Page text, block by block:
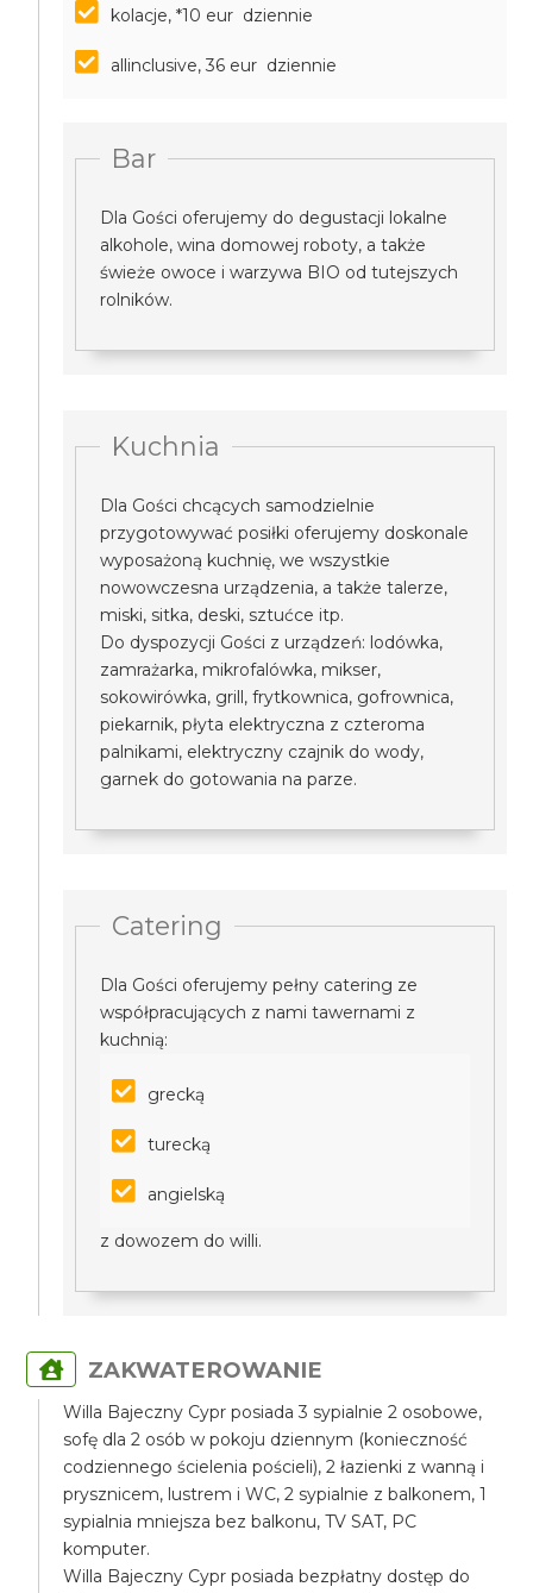
kolacje, *10 eur dziennie
allinclusive, 36 eur dziennie
Bar
Dla Gości oferujemy do degustacji lokalne
alkohole, wina domowej roboty, a także
świeże owoce i warzywa BIO od tutejszych
rolników.
Kuchnia
Dla Gości chcących samodzielnie
przygotowywać posiłki oferujemy doskonale
wyposażoną kuchnię, we wszystkie
nowowczesna urządzenia, a także talerze,
miski, sitka, deski, sztućce itp.
Do dyspozycji Gości z urządzeń: lodówka,
zamrażarka, mikrofalówka, mikser,
sokowirówka, grill, frytkownica, gofrownica,
piekarnik, płyta elektryczna z czteroma
palnikami, elektryczny czajnik do wody,
garnek do gotowania na parze.
Catering
Dla Gości oferujemy pełny catering ze
współpracujących z nami tawernami z
kuchnią:
grecką
turecką
angielską
z dowozem do willi.
ZAKWATEROWANIE
Willa Bajeczny Cypr posiada 3 sypialnie 2 osobowe,
sofę dla 2 osób w pokoju dziennym (konieczność
codziennego ścielenia pościeli), 2 łazienki z wanną i
prysznicem, lustrem i WC, 2 sypialnie z balkonem, 1
sypialnia mniejsza bez balkonu, TV SAT, PC
komputer.
Willa Bajeczny Cypr posiada bezpłatny dostęp do